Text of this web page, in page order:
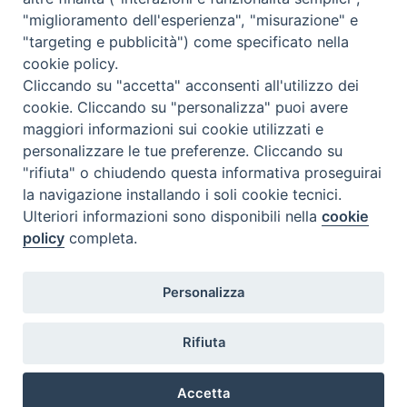
Piazza Mario Dottori, 14
02047 Poggio Mirteto (Rieti)
diocesi@diocesisabina.it
"miglioramento dell'esperienza", "misurazione" e
"targeting e pubblicità") come specificato nella
cookie policy.
Cliccando su "accetta" acconsenti all'utilizzo dei
cookie. Cliccando su "personalizza" puoi avere
maggiori informazioni sui cookie utilizzati e
personalizzare le tue preferenze. Cliccando su
"rifiuta" o chiudendo questa informativa proseguirai
la navigazione installando i soli cookie tecnici.
Ulteriori informazioni sono disponibili nellacookie
policy completa.
Personalizza
Rifiuta
Accetta